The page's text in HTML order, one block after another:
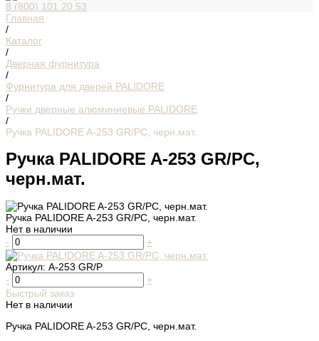
8 (800) 101 20 53
Главная
/
Каталог
/
Дверная фурнитура
/
Фурнитура для дверей PALIDORE
/
Ручки дверные алюминиевые PALIDORE
/
Ручка PALIDORE A-253 GR/PC, черн.мат.
Ручка PALIDORE A-253 GR/PC,
черн.мат.
Ручка PALIDORE A-253 GR/PC, черн.мат.
Нет в наличии
-
+
Артикул: A-253 GR/P
-
+
Быстрый заказ
Нет в наличии
Ручка PALIDORE A-253 GR/PC, черн.мат.